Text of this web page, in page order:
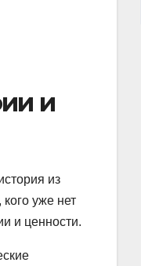
и
из
уже нет
и ценности.